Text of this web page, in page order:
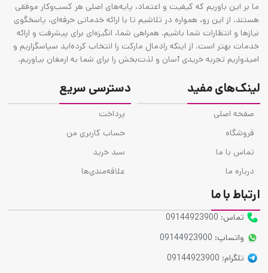
ما بر این باوریم که کیفیت و اعتماد، پایه‌های اصلی هر کسب‌وکار موفقی
هستند. از این رو، همواره در تلاشیم تا با ارائه خدماتی حرفه‌ای، پاسخگوی
نیازها و انتظارات شما باشیم. همراهی شما، انگیزه‌ای برای پیشرفت و ارائه
خدمات بهتر است. از اینکه رادمال مارکت را انتخاب کرده‌اید سپاسگزاریم و
امیدواریم تجربه خریدی آسان و لذت‌بخش را برای شما به ارمغان بیاوریم.
لینک‌های مفید
صفحه اصلی
فروشگاه
تماس با ما
درباره ما
دسترسی سریع
پرداخت
حساب کاربری من
سبد خرید
علاقه‌مندی‌ها
ارتباط با ما
تماس: 09144923900
واتساپ: 09144923900
تلگرام: 09144923900